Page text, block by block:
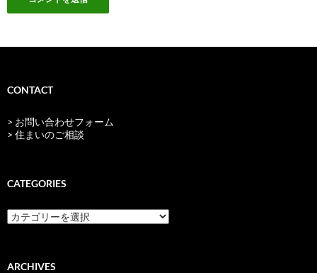
CONTACT
> お問い合わせフォーム
> 住まいのご相談
CATEGORIES
categories
ARCHIVES